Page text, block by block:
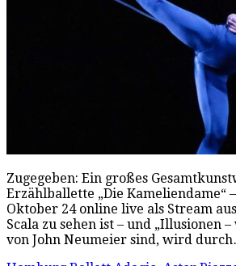
Zugegeben: Ein großes
Erzählballette „Die Kameliendame“
Oktober 24 online live als Stream
Scala zu sehen ist – und „Illusionen
von John Neumeier sind, wird